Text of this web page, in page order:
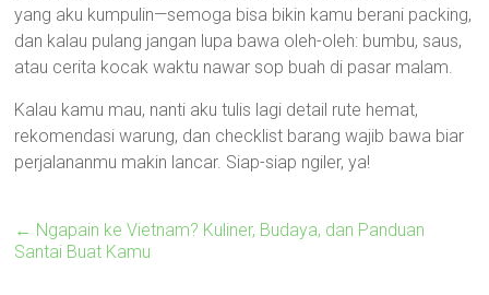
yang aku kumpulin—semoga bisa bikin kamu berani packing,
dan kalau pulang jangan lupa bawa oleh-oleh: bumbu, saus,
atau cerita kocak waktu nawar sop buah di pasar malam.
Kalau kamu mau, nanti aku tulis lagi detail rute hemat,
rekomendasi warung, dan checklist barang wajib bawa biar
perjalananmu makin lancar. Siap-siap ngiler, ya!
← Ngapain ke Vietnam? Kuliner, Budaya, dan Panduan
Santai Buat Kamu